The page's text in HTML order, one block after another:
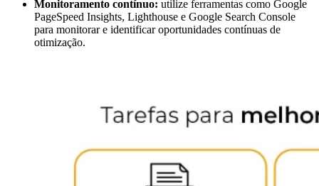
Monitoramento contínuo: utilize ferramentas como Google
PageSpeed Insights, Lighthouse e Google Search Console
para monitorar e identificar oportunidades contínuas de
otimização.